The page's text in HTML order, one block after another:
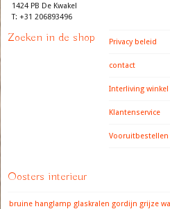
1424 PB De Kwakel
T: +31 206893496
Zoeken in de shop Privacy beleid
contact
Interliving winkel
Klantenservice
Vooruitbestellen
Oosters interieur
bruine hanglamp glaskralen gordijn grijze